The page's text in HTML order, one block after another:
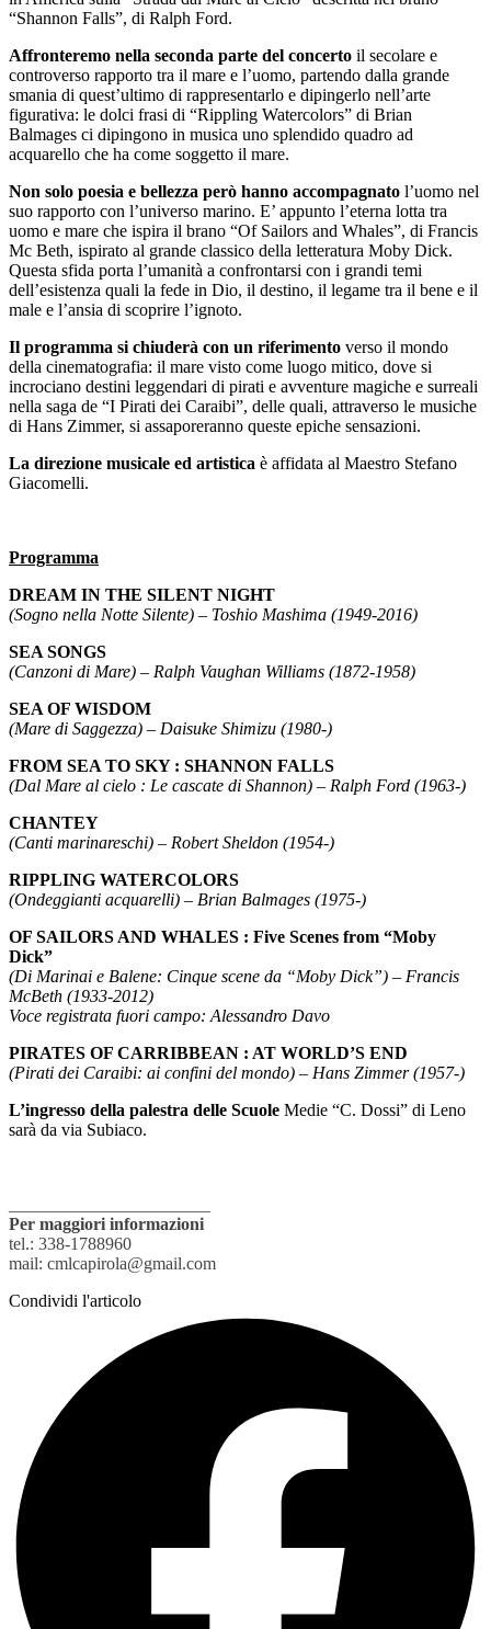
“Shannon Falls”, di Ralph Ford.
Affronteremo nella seconda parte del concerto il secolare e
controverso rapporto tra il mare e l’uomo, partendo dalla grande
smania di quest’ultimo di rappresentarlo e dipingerlo nell’arte
figurativa: le dolci frasi di “Rippling Watercolors” di Brian
Balmages ci dipingono in musica uno splendido quadro ad
acquarello che ha come soggetto il mare.
Non solo poesia e bellezza però hanno accompagnato l’uomo nel
suo rapporto con l’universo marino. E’ appunto l’eterna lotta tra
uomo e mare che ispira il brano “Of Sailors and Whales”, di Francis
Mc Beth, ispirato al grande classico della letteratura Moby Dick.
Questa sfida porta l’umanità a confrontarsi con i grandi temi
dell’esistenza quali la fede in Dio, il destino, il legame tra il bene e il
male e l’ansia di scoprire l’ignoto.
Il programma si chiuderà con un riferimento verso il mondo
della cinematografia: il mare visto come luogo mitico, dove si
incrociano destini leggendari di pirati e avventure magiche e surreali
nella saga de “I Pirati dei Caraibi”, delle quali, attraverso le musiche
di Hans Zimmer, si assaporeranno queste epiche sensazioni.
La direzione musicale ed artistica è affidata al Maestro Stefano
Giacomelli.
Programma
DREAM IN THE SILENT NIGHT
(Sogno nella Notte Silente) – Toshio Mashima (1949-2016)
SEA SONGS
(Canzoni di Mare) – Ralph Vaughan Williams (1872-1958)
SEA OF WISDOM
(Mare di Saggezza) – Daisuke Shimizu (1980-)
FROM SEA TO SKY : SHANNON FALLS
(Dal Mare al cielo : Le cascate di Shannon) – Ralph Ford (1963-)
CHANTEY
(Canti marinareschi) – Robert Sheldon (1954-)
RIPPLING WATERCOLORS
(Ondeggianti acquarelli) – Brian Balmages (1975-)
OF SAILORS AND WHALES : Five Scenes from “Moby
Dick”
(Di Marinai e Balene: Cinque scene da “Moby Dick”) – Francis
McBeth (1933-2012)
Voce registrata fuori campo: Alessandro Davo
PIRATES OF CARRIBBEAN : AT WORLD’S END
(Pirati dei Caraibi: ai confini del mondo) – Hans Zimmer (1957-)
L’ingresso della palestra delle Scuole Medie “C. Dossi” di Leno
sarà da via Subiaco.
Per maggiori informazioni
tel.: 338-1788960
mail: cmlcapirola@gmail.com
Condividi l'articolo